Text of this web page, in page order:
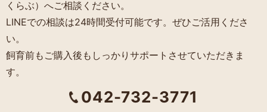
くらぶ）へご相談ください。
LINEでの相談は24時間受付可能です。ぜひご活用くださ
い。
飼育前もご購入後もしっかりサポートさせていただきま
す。
042-732-3771